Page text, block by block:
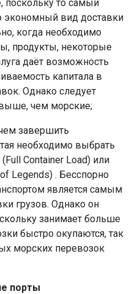
поскольку то самый
экономный вид доставки
когда необходимо
продукты, некоторые
даёт возможность
капитала в
Однако следует
выше, чем морские;
завершить
необходимо выбрать
Container Load) или
Legends) . Бесспорно
является самым
грузов. Однако он
занимает больше
быстро окупаются, так
морских перевозок
порты